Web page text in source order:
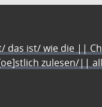
das ist/ wie die ||
zulesen/||